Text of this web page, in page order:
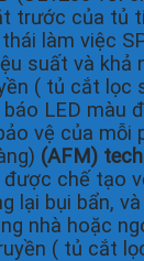
trước của tủ
làm việc
suất và khả
( tủ cắt lọc
LED màu
vệ của mỗi
(AFM)
chế tạo
lại bụi bẩn,
nhà hoặc